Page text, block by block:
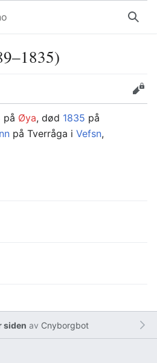
Søk
Rediger
på Øya, død 1835 på
på Tverråga i Vefsn,
siden av Cnyborgbot